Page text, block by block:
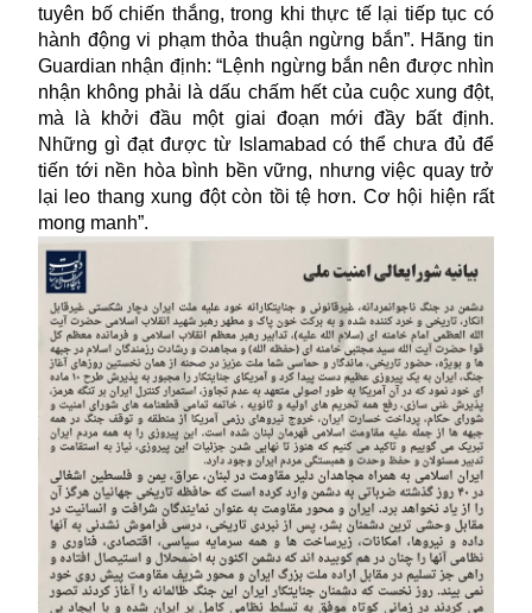
tuyên bố chiến thắng, trong khi thực tế lại tiếp tục có
hành động vi phạm thỏa thuận ngừng bắn”. Hãng tin
Guardian nhận định: “Lệnh ngừng bắn nên được nhìn
nhận không phải là dấu chấm hết của cuộc xung đột,
mà là khởi đầu một giai đoạn mới đầy bất định.
Những gì đạt được từ Islamabad có thể chưa đủ để
tiến tới nền hòa bình bền vững, nhưng việc quay trở
lại leo thang xung đột còn tồi tệ hơn. Cơ hội hiện rất
mong manh”.